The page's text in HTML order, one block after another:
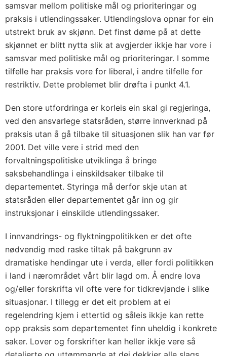
samsvar mellom politiske mål og prioriteringar og
praksis i utlendingssaker. Utlendingslova opnar for ein
utstrekt bruk av skjønn. Det finst døme på at dette
skjønnet er blitt nytta slik at avgjerder ikkje har vore i
samsvar med politiske mål og prioriteringar. I somme
tilfelle har praksis vore for liberal, i andre tilfelle for
restriktiv. Dette problemet blir drøfta i punkt 4.1.
Den store utfordringa er korleis ein skal gi regjeringa,
ved den ansvarlege statsråden, større innverknad på
praksis utan å gå tilbake til situasjonen slik han var før
2001. Det ville vere i strid med den
forvaltningspolitiske utviklinga å bringe
saksbehandlinga i einskildsaker tilbake til
departementet. Styringa må derfor skje utan at
statsråden eller departementet går inn og gir
instruksjonar i einskilde utlendingssaker.
I innvandrings- og flyktningpolitikken er det ofte
nødvendig med raske tiltak på bakgrunn av
dramatiske hendingar ute i verda, eller fordi politikken
i land i nærområdet vårt blir lagd om. Å endre lova
og/eller forskrifta vil ofte vere for tidkrevjande i slike
situasjonar. I tillegg er det eit problem at ei
regelendring kjem i ettertid og såleis ikkje kan rette
opp praksis som departementet finn uheldig i konkrete
saker. Lover og forskrifter kan heller ikkje vere så